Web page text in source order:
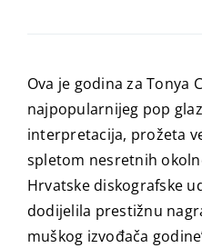
Out & About
Ova je godina za Tonya
najpopularnijeg pop
interpretacija, prožeta
spletom nesretnih
Hrvatske diskografske
dodijelila prestižnu
muškog izvođača